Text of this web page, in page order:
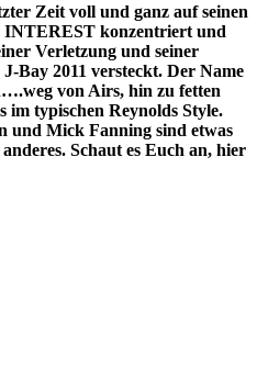
Zeit voll und ganz auf seinen
INTEREST konzentriert und
Verletzung und seiner
Bay 2011 versteckt. Der Name
von Airs, hin zu fetten
im typischen Reynolds Style.
und Mick Fanning sind etwas
Schaut es Euch an, hier